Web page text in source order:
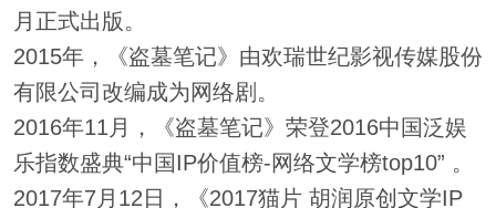
月正式出版。
2015年，《盗墓笔记》由欢瑞世纪影视传媒股份
有限公司改编成为网络剧。
2016年11月，《盗墓笔记》荣登2016中国泛娱
乐指数盛典“中国IP价值榜-网络文学榜top10” 。
2017年7月12日，《2017猫片 胡润原创文学IP